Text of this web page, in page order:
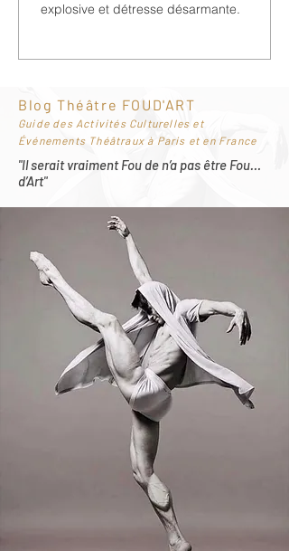
explosive et détresse désarmante.
Blog Théâtre FOUD'ART
Guide des Activités Culturelles et
Événements Théâtraux à Paris et en France
"Il serait vraiment Fou de n’a pas être Fou…
d’Art"